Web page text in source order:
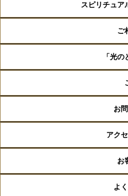
スピリチュア
ご
「光
お
アク
お
よ